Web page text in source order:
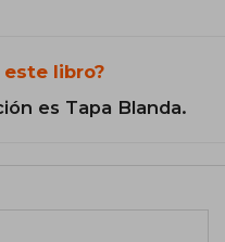
este libro?
es Tapa Blanda.